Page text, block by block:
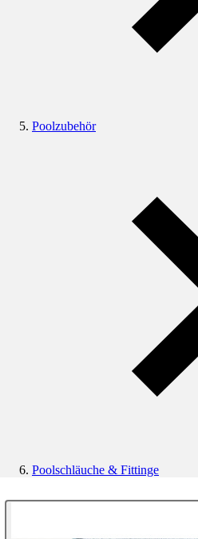
Poolzubehör
Poolschläuche & Fittinge